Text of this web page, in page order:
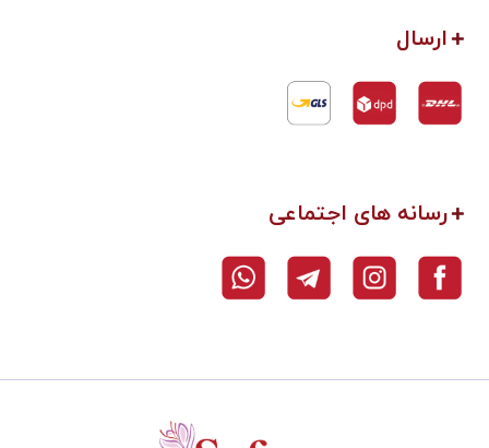
ارسال
رسانه های اجتماعی